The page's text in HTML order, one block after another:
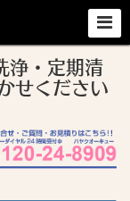
浄・定期清
せください